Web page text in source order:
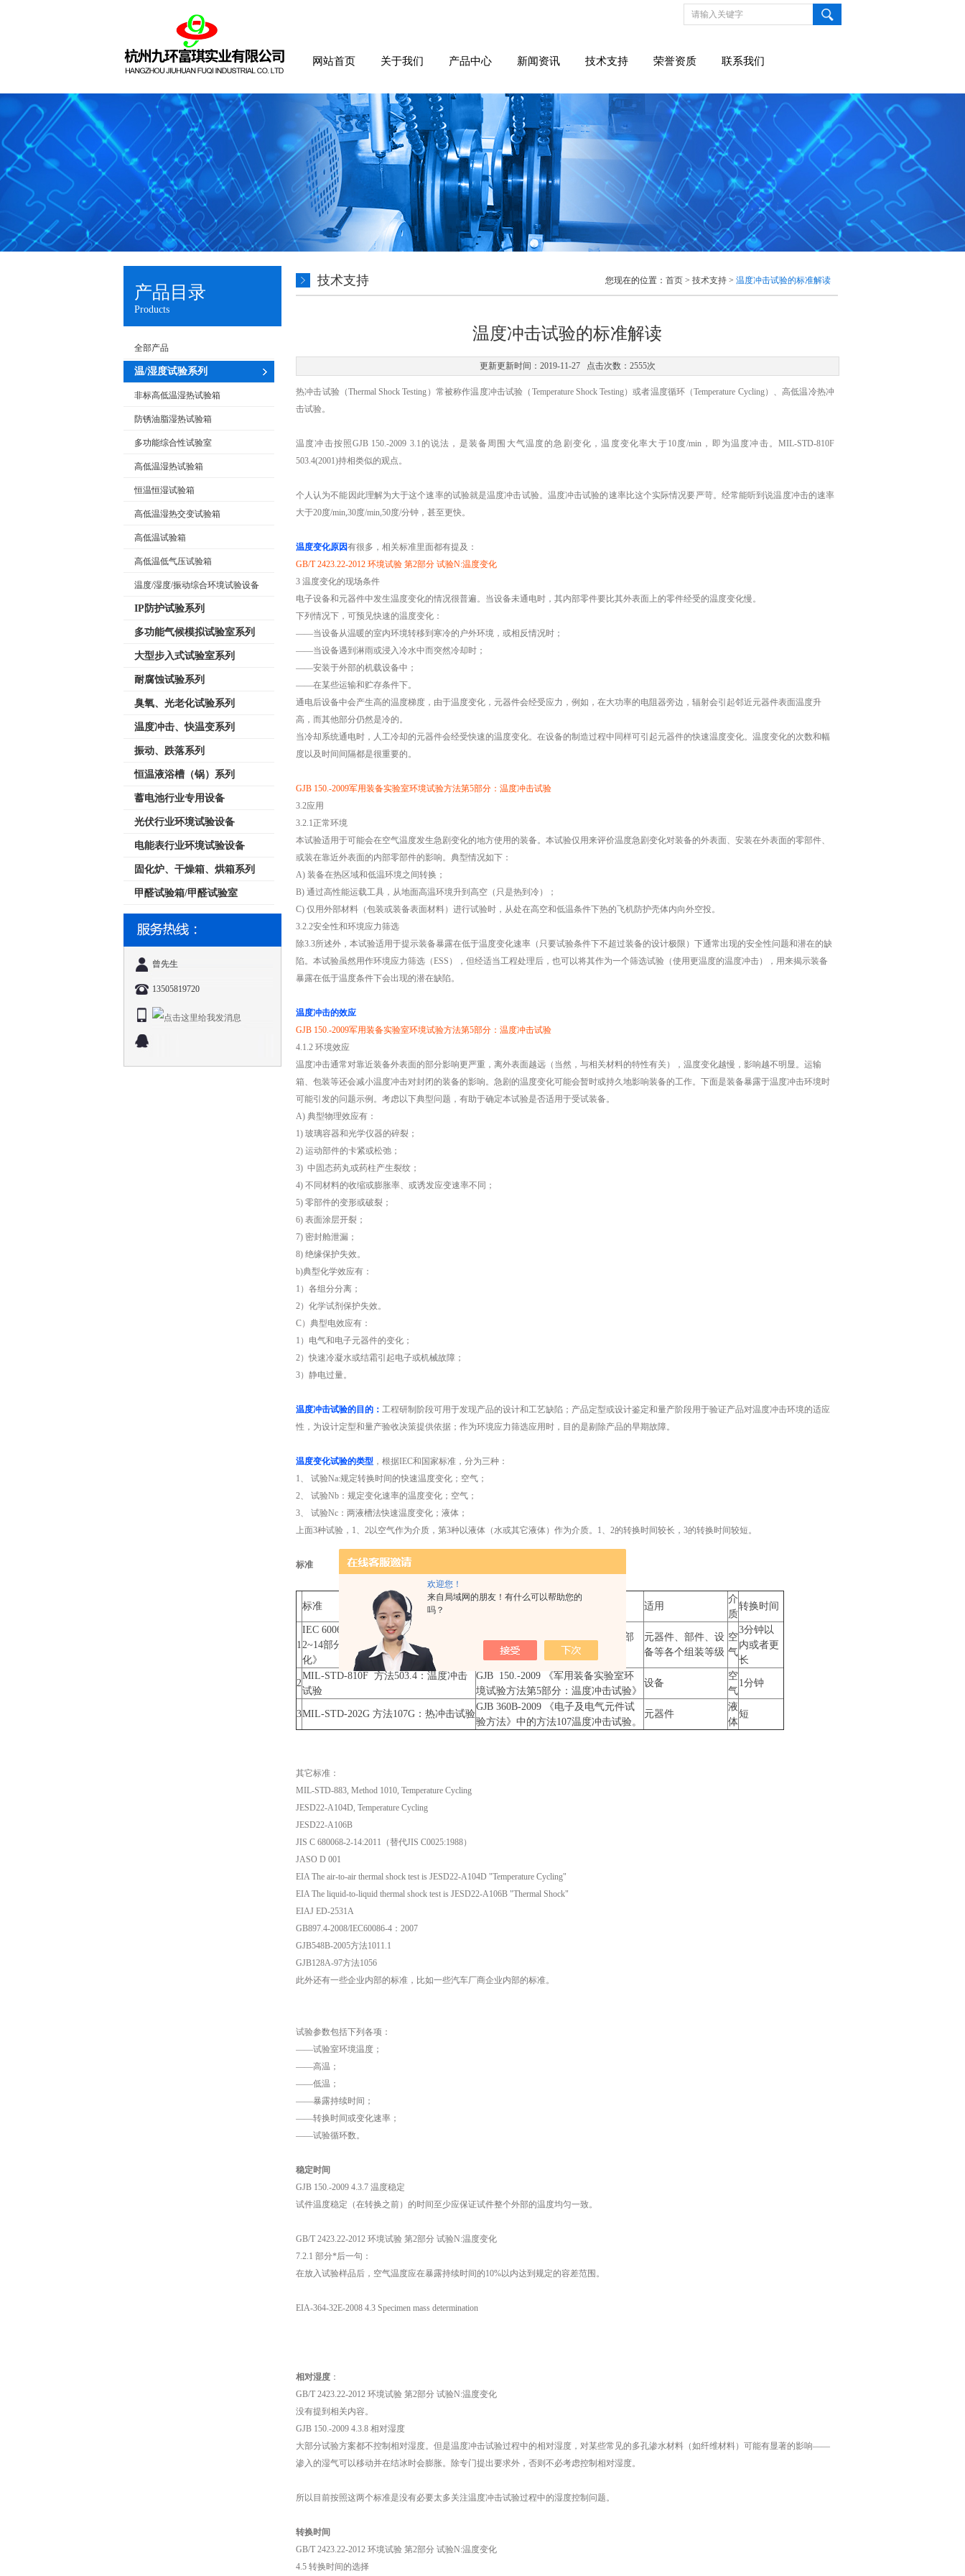
欢迎您！
来自局域网的朋友！有什么可以帮助您的
吗？
网站首页 关于我们 产品中心 新闻资讯 技术支持 荣誉资质 联系我们
产品目录
Products
全部产品
温/湿度试验系列
非标高低温湿热试验箱
防锈油脂湿热试验箱
多功能综合性试验室
高低温湿热试验箱
恒温恒湿试验箱
高低温湿热交变试验箱
高低温试验箱
高低温低气压试验箱
温度/湿度/振动综合环境试验设备
IP防护试验系列
多功能气候模拟试验室系列
大型步入式试验室系列
耐腐蚀试验系列
臭氧、光老化试验系列
温度冲击、快温变系列
振动、跌落系列
恒温液浴槽（锅）系列
蓄电池行业专用设备
光伏行业环境试验设备
电能表行业环境试验设备
固化炉、干燥箱、烘箱系列
甲醛试验箱/甲醛试验室
曾先生
13505819720
技术支持 您现在的位置： 首页 > 技术支持 > 温度冲击试验的标准解读
温度冲击试验的标准解读
更新更新时间：2019-11-27 点击次数：2555次
热冲击试验（Thermal Shock Testing）常被称作温度冲击试验（Temperature Shock Testing）或者温度循环（Temperature Cycling）、高低温冷热冲
击试验。
温度冲击按照GJB 150.-2009 3.1的说法，是装备周围大气温度的急剧变化，温度变化率大于10度/min，即为温度冲击。MIL-STD-810F
503.4(2001)持相类似的观点。
个人认为不能因此理解为大于这个速率的试验就是温度冲击试验。温度冲击试验的速率比这个实际情况要严苛。经常能听到说温度冲击的速率
大于20度/min,30度/min,50度/分钟，甚至更快。
温度变化原因有很多，相关标准里面都有提及：
GB/T 2423.22-2012 环境试验 第2部分 试验N:温度变化
3 温度变化的现场条件
电子设备和元器件中发生温度变化的情况很普遍。当设备未通电时，其内部零件要比其外表面上的零件经受的温度变化慢。
下列情况下，可预见快速的温度变化：
——当设备从温暖的室内环境转移到寒冷的户外环境，或相反情况时；
——当设备遇到淋雨或浸入冷水中而突然冷却时；
——安装于外部的机载设备中；
——在某些运输和贮存条件下。
通电后设备中会产生高的温度梯度，由于温度变化，元器件会经受应力，例如，在大功率的电阻器旁边，辐射会引起邻近元器件表面温度升
高，而其他部分仍然是冷的。
当冷却系统通电时，人工冷却的元器件会经受快速的温度变化。在设备的制造过程中同样可引起元器件的快速温度变化。温度变化的次数和幅
度以及时间间隔都是很重要的。
GJB 150.-2009军用装备实验室环境试验方法第5部分：温度冲击试验
3.2应用
3.2.1正常环境
本试验适用于可能会在空气温度发生急剧变化的地方使用的装备。本试验仅用来评价温度急剧变化对装备的外表面、安装在外表面的零部件、
或装在靠近外表面的内部零部件的影响。典型情况如下：
A) 装备在热区域和低温环境之间转换；
B) 通过高性能运载工具，从地面高温环境升到高空（只是热到冷）；
C) 仅用外部材料（包装或装备表面材料）进行试验时，从处在高空和低温条件下热的飞机防护壳体内向外空投。
3.2.2安全性和环境应力筛选
除3.3所述外，本试验适用于提示装备暴露在低于温度变化速率（只要试验条件下不超过装备的设计极限）下通常出现的安全性问题和潜在的缺
陷。本试验虽然用作环境应力筛选（ESS），但经适当工程处理后，也可以将其作为一个筛选试验（使用更温度的温度冲击），用来揭示装备
暴露在低于温度条件下会出现的潜在缺陷。
温度冲击的效应
GJB 150.-2009军用装备实验室环境试验方法第5部分：温度冲击试验
4.1.2 环境效应
温度冲击通常对靠近装备外表面的部分影响更严重，离外表面越远（当然，与相关材料的特性有关），温度变化越慢，影响越不明显。运输
箱、包装等还会减小温度冲击对封闭的装备的影响。急剧的温度变化可能会暂时或持久地影响装备的工作。下面是装备暴露于温度冲击环境时
可能引发的问题示例。考虑以下典型问题，有助于确定本试验是否适用于受试装备。
A) 典型物理效应有：
1) 玻璃容器和光学仪器的碎裂；
2) 运动部件的卡紧或松弛；
3) 中固态药丸或药柱产生裂纹；
4) 不同材料的收缩或膨胀率、或诱发应变速率不同；
5) 零部件的变形或破裂；
6) 表面涂层开裂；
7) 密封舱泄漏；
8) 绝缘保护失效。
b)典型化学效应有：
1）各组分分离；
2）化学试剂保护失效。
C）典型电效应有：
1）电气和电子元器件的变化；
2）快速冷凝水或结霜引起电子或机械故障；
3）静电过量。
温度冲击试验的目的： 工程研制阶段可用于发现产品的设计和工艺缺陷；产品定型或设计鉴定和量产阶段用于验证产品对温度冲击环境的适应
性，为设计定型和量产验收决策提供依据；作为环境应力筛选应用时，目的是剔除产品的早期故障。
温度变化试验的类型 ，根据IEC和国家标准，分为三种：
1、 试验Na:规定转换时间的快速温度变化；空气；
2、 试验Nb：规定变化速率的温度变化；空气；
3、 试验Nc：两液槽法快速温度变化；液体；
上面3种试验，1、2以空气作为介质，第3种以液体（水或其它液体）作为介质。1、2的转换时间较长，3的转换时间较短。
标准
标准 适用
介
质
转换时间
1
IEC 60068-2-14：2009《环境试验第
2~14部分：试验方法试验N：温度变
化》
GB/T 2423.22-2012《环境试验第2部
分：试验方法试验N：温度变化》
元器件、部件、设
备等各个组装等级
空
气
3分钟以
内或者更
长
2
MIL-STD-810F 方法503.4：温度冲击
试验
GJB 150.-2009 《军用装备实验室环
境试验方法第5部分：温度冲击试验》
设备
空
气
1分钟
3MIL-STD-202G 方法107G：热冲击试验
GJB 360B-2009 《电子及电气元件试
验方法》中的方法107温度冲击试验。
元器件
液
体
短
其它标准：
MIL-STD-883, Method 1010, Temperature Cycling
JESD22-A104D, Temperature Cycling
JESD22-A106B
JIS C 680068-2-14:2011（替代JIS C0025:1988）
JASO D 001
EIA The air-to-air thermal shock test is JESD22-A104D "Temperature Cycling"
EIA The liquid-to-liquid thermal shock test is JESD22-A106B "Thermal Shock"
EIAJ ED-2531A
GB897.4-2008/IEC60086-4：2007
GJB548B-2005方法1011.1
GJB128A-97方法1056
此外还有一些企业内部的标准，比如一些汽车厂商企业内部的标准。
试验参数包括下列各项：
——试验室环境温度；
——高温；
——低温；
——暴露持续时间；
——转换时间或变化速率；
——试验循环数。
稳定时间
GJB 150.-2009 4.3.7 温度稳定
试件温度稳定（在转换之前）的时间至少应保证试件整个外部的温度均匀一致。
GB/T 2423.22-2012 环境试验 第2部分 试验N:温度变化
7.2.1 部分*后一句：
在放入试验样品后，空气温度应在暴露持续时间的10%以内达到规定的容差范围。
EIA-364-32E-2008 4.3 Specimen mass determination
相对湿度 ：
GB/T 2423.22-2012 环境试验 第2部分 试验N:温度变化
没有提到相关内容。
GJB 150.-2009 4.3.8 相对湿度
大部分试验方案都不控制相对湿度。但是温度冲击试验过程中的相对湿度，对某些常见的多孔渗水材料（如纤维材料）可能有显著的影响——
渗入的湿气可以移动并在结冰时会膨胀。除专门提出要求外，否则不必考虑控制相对湿度。
所以目前按照这两个标准是没有必要太多关注温度冲击试验过程中的湿度控制问题。
转换时间
GB/T 2423.22-2012 环境试验 第2部分 试验N:温度变化
4.5 转换时间的选择